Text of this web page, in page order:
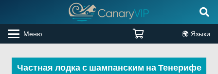
Меню 🌍 Языки
Частная лодка с шампанским на Тенерифе